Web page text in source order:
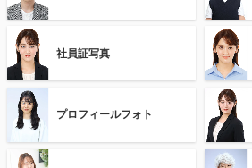
社員証写真
プロフィールフォト